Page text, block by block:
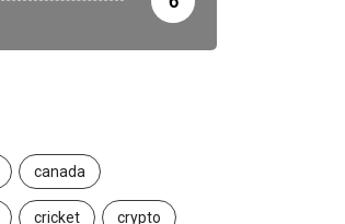
canada
cricket crypto